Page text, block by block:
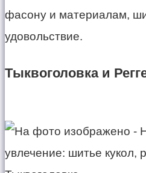
фасону и материалам,
удовольствие.
Тыквоголовка и